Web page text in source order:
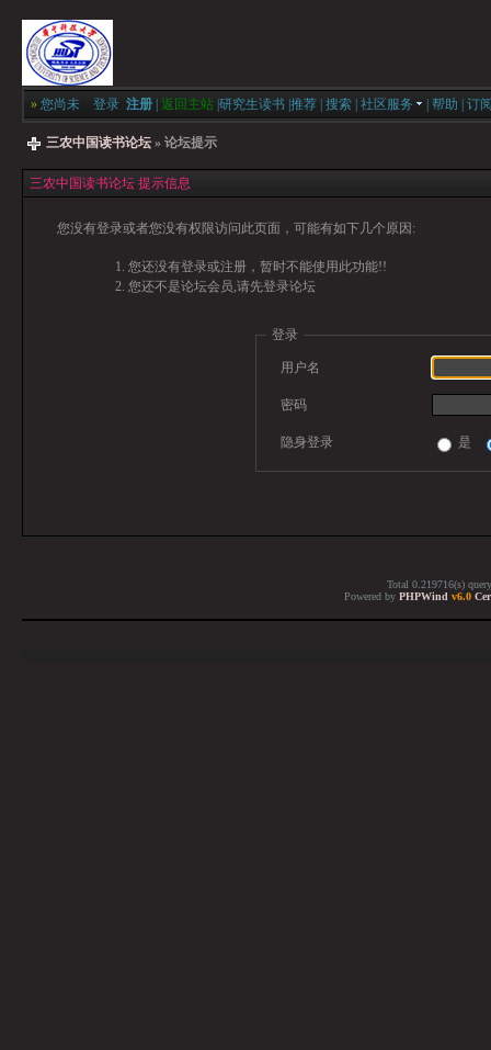
» 您尚未 登录 注册 返回主站 研究生读书 推荐 搜索 社区服务 帮助 订
三农中国读书论坛 » 论坛提示
三农中国读书论坛 提示信息
您没有登录或者您没有权限访问此页面，可能有如下几个原因:
您还没有登录或注册，暂时不能使用此功能!!
您还不是论坛会员,请先登录论坛
登录
用户名
密码
隐身登录 是
Total 0.219716(s)
Powered by PHPWind v6.0